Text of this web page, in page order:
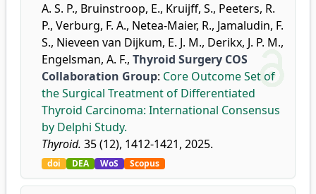
A. S. P., Bruinstroop, E., Kruijff, S., Peeters, R.
P., Verburg, F. A., Netea-Maier, R., Jamaludin, F.
S., Nieveen van Dijkum, E. J. M., Derikx, J. P. M.,
Engelsman, A. F., Thyroid Surgery COS
Collaboration Group: Core Outcome Set of
the Surgical Treatment of Differentiated
Thyroid Carcinoma: International Consensus
by Delphi Study.
Thyroid. 35 (12), 1412-1421, 2025.
doi DEA WoS Scopus